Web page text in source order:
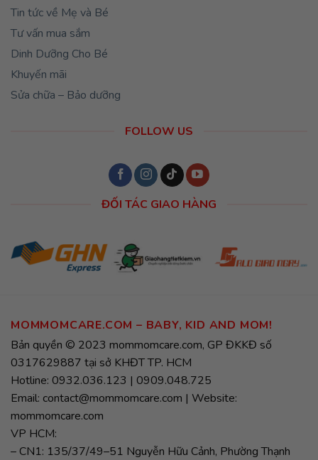
Tin tức về Mẹ và Bé
Tư vấn mua sắm
Dinh Dưỡng Cho Bé
Khuyến mãi
Sửa chữa – Bảo dưỡng
FOLLOW US
ĐỐI TÁC GIAO HÀNG
MOMMOMCARE.COM – BABY, KID AND MOM!
Bản quyền © 2023 mommomcare.com, GP ĐKKĐ số
0317629887 tại sở KHĐT TP. HCM
Hotline: 0932.036.123 | 0909.048.725
Email: contact@mommomcare.com | Website:
mommomcare.com
VP HCM:
– CN1: 135/37/49–51 Nguyễn Hữu Cảnh, Phường Thạnh